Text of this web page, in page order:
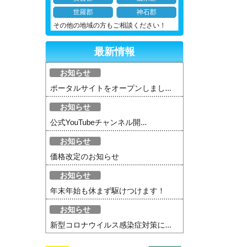
世羅郡
神石郡
その他の地域の方もご相談ください！
最新情報
お知らせ
ポータルサイトをオープンしまし...
お知らせ
公式YouTubeチャンネル開...
お知らせ
価格改定のお知らせ
お知らせ
年末年始も休まず駆けつけます！
お知らせ
新型コロナウイルス感染症対策に...